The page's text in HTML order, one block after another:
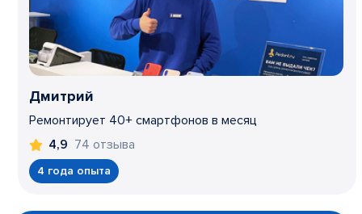
Дмитрий
Ремонтирует 40+ смартфонов в месяц
4,9 74 отзыва
4 года опыта